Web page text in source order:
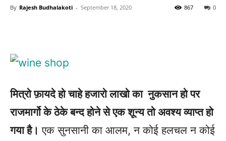
By Rajesh Budhalakoti - September 18, 2020 0
867
मित्रो फ़ायदे हो चाहे हजारो लाखो का नुकसान हो पर
राजमार्गो के ठेके बन्द होने से एक शून्य तो अवश्य व्याप्त हो
गया है। एक सुनसानी का आलम, न कोई हलचल न कोई